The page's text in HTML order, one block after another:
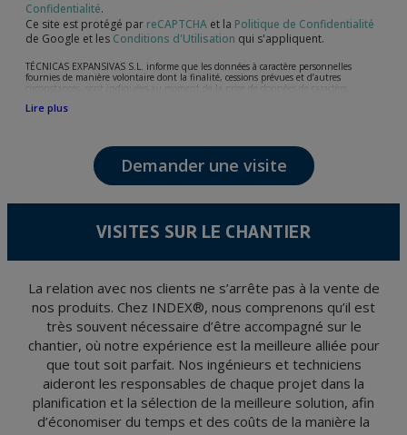
Confidentialité.
Ce site est protégé par reCAPTCHA et la Politique de Confidentialité
de Google et les Conditions d'Utilisation qui s'appliquent.
TÉCNICAS EXPANSIVAS S.L. informe que les données à caractère personnelles
fournies de manière volontaire dont la finalité, cessions prévues et d’autres
circonstances, sont indiquées au moment de la prise de données de caractère
l’attention de votre demande, litige ou requise, maintien de la relation établie, la
Les données de nos fichiers sont absolument confidentielles et seront traitées avec la
plus grande confidentialité et répondent à toutes les exigences prévues par la loi
15/1999 du 13 décembre sur la protection des données personnelles.
la santé, ces donnée n'étant pas cryptées.
et d'opposition en vertu des dispositions au Règlement Général sur la Protection des
votre pièce d’identité, à P.I. La Portalada II | c/ Segador 13, 26006 | Logroño (La
Rioja).
Lire plus
Demander une visite
VISITES SUR LE CHANTIER
La relation avec nos clients ne s’arrête pas à la vente de
nos produits. Chez INDEX®, nous comprenons qu’il est
très souvent nécessaire d’être accompagné sur le
chantier, où notre expérience est la meilleure alliée pour
que tout soit parfait. Nos ingénieurs et techniciens
aideront les responsables de chaque projet dans la
planification et la sélection de la meilleure solution, afin
d’économiser du temps et des coûts de la manière la